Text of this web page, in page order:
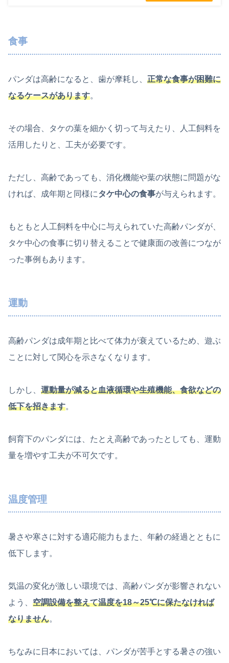
食事
パンダは高齢になると、歯が摩耗し、 正常な食事が困難に
なるケースがあります。
その場合、タケの葉を細かく切って与えたり、人工飼料を
活用したりと、工夫が必要です。
ただし、高齢であっても、消化機能や葉の状態に問題がな
ければ、成年期と同様にタケ中心の食事が与えられます。
もともと人工飼料を中心に与えられていた高齢パンダが、
タケ中心の食事に切り替えることで健康面の改善につなが
った事例もあります。
運動
高齢パンダは成年期と比べて体力が衰えているため、遊ぶ
ことに対して関心を示さなくなります。
しかし、 運動量が減ると血液循環や生殖機能、食欲などの
低下を招きます。
飼育下のパンダには、たとえ高齢であったとしても、運動
量を増やす工夫が不可欠です。
温度管理
暑さや寒さに対する適応能力もまた、年齢の経過とともに
低下します。
気温の変化が激しい環境では、高齢パンダが影響されない
よう、 空調設備を整えて温度を18～25℃に保たなければ
なりません。
ちなみに日本においては、パンダが苦手とする暑さの強い